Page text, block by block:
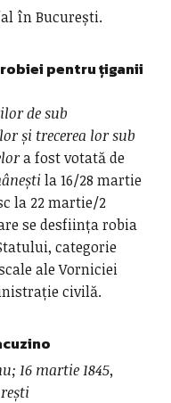
în București.
robiei pentru țiganii
de sub
și trecerea lor sub
a fost votată de
la 16/28 martie
la 22 martie/2
se desființa robia
categorie
ale Vorniciei
civilă.
16 martie 1845,